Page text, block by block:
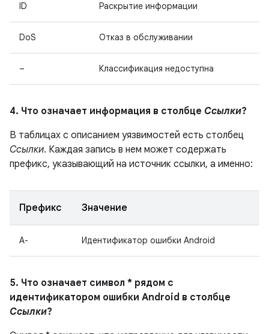
ID Раскрытие информации
DoS Отказ в обслуживании
– Классификация недоступна
4. Что означает информация в столбце Ссылки?
В таблицах с описанием уязвимостей есть столбец
Ссылки. Каждая запись в нем может содержать
префикс, указывающий на источник ссылки, а именно:
Префикс Значение
A- Идентификатор ошибки Android
5. Что означает символ * рядом с
идентификатором ошибки Android в столбце
Ссылки?